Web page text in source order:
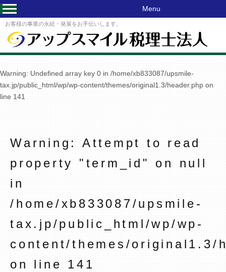
お客様の事業の永続・発展をお手伝いします。
Menu
Warning: Undefined array key 0 in /home/xb833087/upsmile-
tax.jp/public_html/wp/wp-content/themes/original1.3/header.php on
line 141
Warning : Attempt to read
property "term_id" on null
in
/home/xb833087/upsmile-
tax.jp/public_html/wp/wp-
content/themes/original1.3/
on line 141